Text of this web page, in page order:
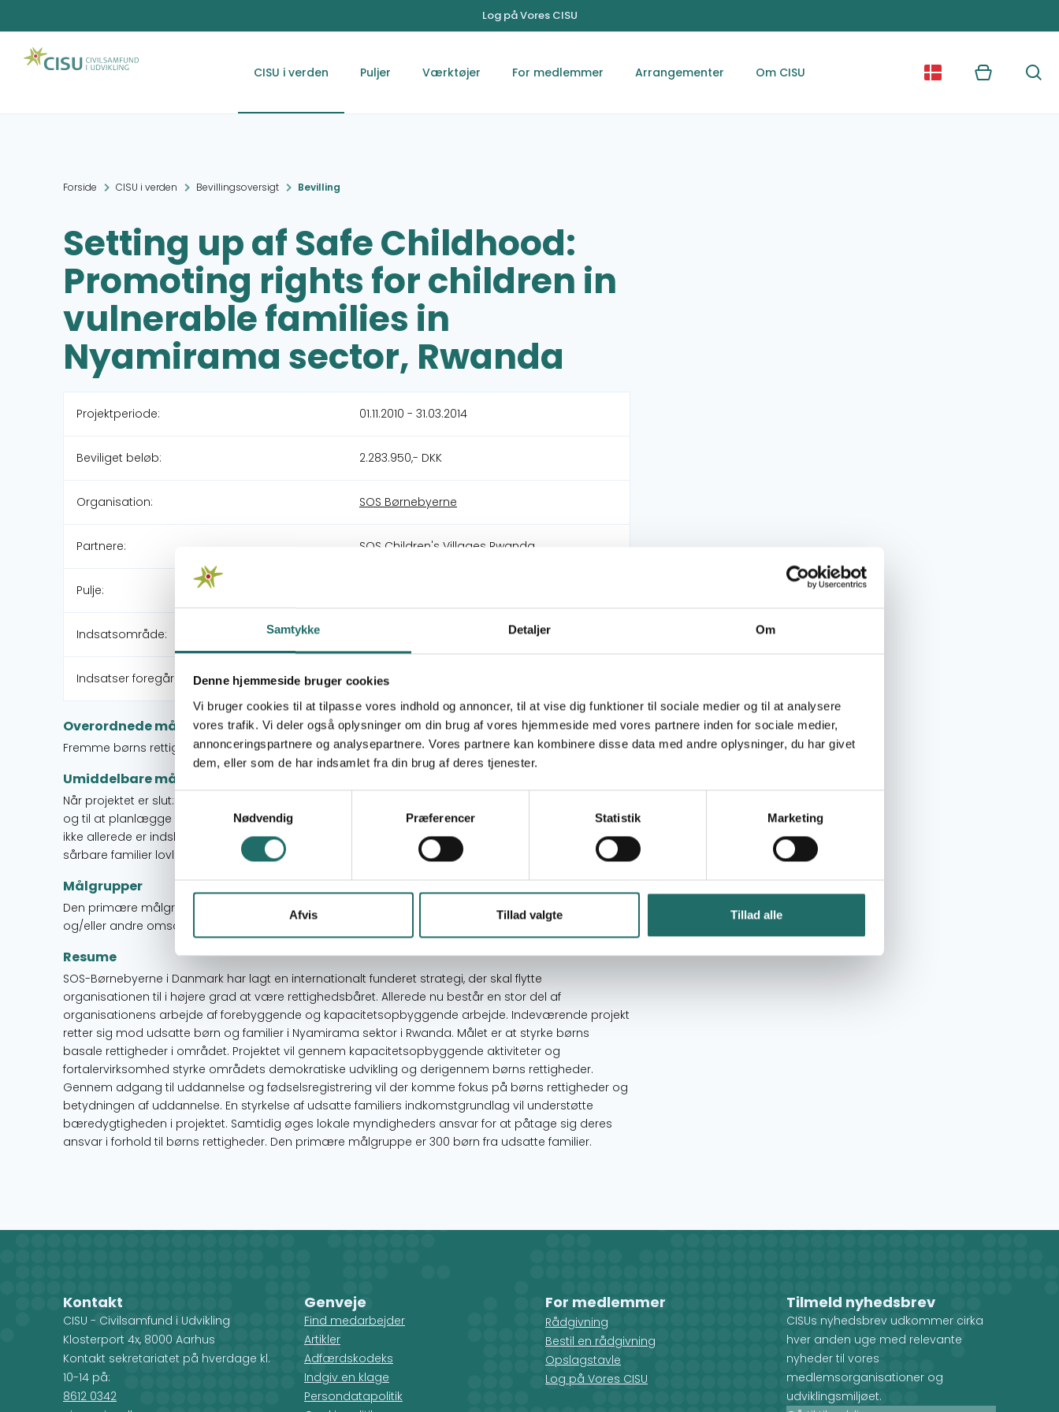
Samtykke Detaljer Om
Denne hjemmeside bruger cookies
Vi bruger cookies til at tilpasse vores indhold og annoncer, til at vise dig funktioner til sociale medier og til at analysere
vores trafik. Vi deler også oplysninger om din brug af vores hjemmeside med vores partnere inden for sociale medier,
annonceringspartnere og analysepartnere. Vores partnere kan kombinere disse data med andre oplysninger, du har givet
dem, eller som de har indsamlet fra din brug af deres tjenester.
Nødvendig
Præferencer Statistik Marketing
Afvis Tillad valgte Tillad alle
Log på Vores CISU
CISU i verden Puljer Værktøjer For medlemmer Arrangementer Om CISU Kurv Søg
Forside CISU i verden Bevillingsoversigt Bevilling
Setting up af Safe Childhood:
Promoting rights for children in
vulnerable families in
Nyamirama sector, Rwanda
Projektperiode: 01.11.2010 - 31.03.2014
Beviliget beløb: 2.283.950,- DKK
Organisation: SOS Børnebyerne
Partnere: SOS Children's Villages Rwanda
Pulje:
Indsatsområde:
Indsatser foregår i: Rwanda
Overordnede mål
Fremme børns rettigheder i sårbare familier i Nyamirama i Kayonza distriktet i Rwanda.
Umiddelbare mål
Når projektet er slut: 1. Har SOS Rwanda øget organisatorisk kapacitet til at arbejde rettighedsbaseret
og til at planlægge og udføre fortalervirksomhed 2. Går mindst 70 % af børn mellem 7 og 9 år (som
ikke allerede er indskrevet i skole) fra sårbare familier i skole 3. Er mindst 70 % af børn under tre år fra
sårbare familier lovligt registreret
Målgrupper
Den primære målgruppe er 300 børn (piger og drenge) fra udsatte familier. Disse familier (forældre
og/eller andre omsorgspersoner) er også målgruppe og er fortrinsvis kvinder.
Resume
SOS-Børnebyerne i Danmark har lagt en internationalt funderet strategi, der skal flytte
organisationen til i højere grad at være rettighedsbåret. Allerede nu består en stor del af
organisationens arbejde af forebyggende og kapacitetsopbyggende arbejde. Indeværende projekt
retter sig mod udsatte børn og familier i Nyamirama sektor i Rwanda. Målet er at styrke børns
basale rettigheder i området. Projektet vil gennem kapacitetsopbyggende aktiviteter og
fortalervirksomhed styrke områdets demokratiske udvikling og derigennem børns rettigheder.
Gennem adgang til uddannelse og fødselsregistrering vil der komme fokus på børns rettigheder og
betydningen af uddannelse. En styrkelse af udsatte familiers indkomstgrundlag vil understøtte
bæredygtigheden i projektet. Samtidig øges lokale myndigheders ansvar for at påtage sig deres
ansvar i forhold til børns rettigheder. Den primære målgruppe er 300 børn fra udsatte familier.
Kontakt
CISU - Civilsamfund i Udvikling
Klosterport 4x, 8000 Aarhus
Kontakt sekretariatet på hverdage kl.
10-14 på:
8612 0342
Genveje
Find medarbejder
Artikler
Adfærdskodeks
Indgiv en klage
Persondatapolitik
For medlemmer
Rådgivning
Bestil en rådgivning
Opslagstavle
Log på Vores CISU
Tilmeld nyhedsbrev
CISUs nyhedsbrev udkommer cirka
hver anden uge med relevante
nyheder til vores
medlemsorganisationer og
udviklingsmiljøet.